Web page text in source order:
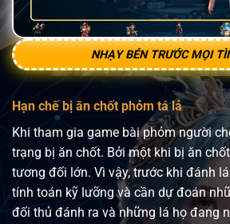
NHẠY BÉN TRƯỚC MỌI
Hạn chế bị ăn chốt phỏm tá lả
Khi tham gia game bài phỏm người
trạng bị ăn chốt. Bởi một khi bị ăn
tương đối lớn. Vì vậy, trước khi đánh
tính toán kỹ lưỡng và cần dự đoán
đối thủ đánh ra và những lá họ đang